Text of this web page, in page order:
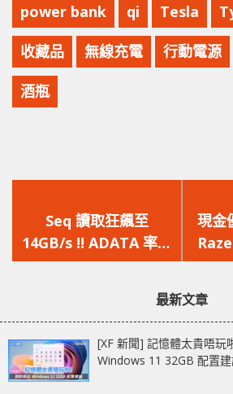
power bank qi Tesla
收藏品 無線充電 行動電源
酒瓶
一
篇
文
Seq 讀取狂飆至
14GB/s !! ADATA 率先
曝光首款 PCIe 5.0 M.2
Nighthawk、Project
現金
最新文章
[XF 新聞] 記憶體太貴唔
Windows 11 32GB 配置